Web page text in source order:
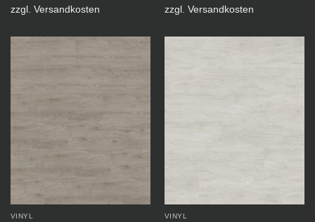
zzgl. Versandkosten zzgl. Versandkosten
VINYL VINYL